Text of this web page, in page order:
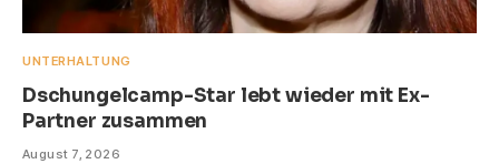
UNTERHALTUNG
Dschungelcamp-Star lebt wieder mit Ex-
Partner zusammen
August 7, 2026